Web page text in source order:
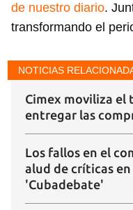
de nuestro diario.
transformando el
NOTICIAS
Cimex moviliza
entregar las
Los fallos en el
alud de críticas
'Cubadebate'